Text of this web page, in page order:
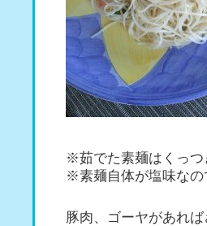
※茹でた素麺はくっつ
※素麺自体が塩味なの
豚肉、ゴーヤがあれ